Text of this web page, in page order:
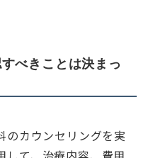
べきことは決まっ
のカウンセリングを実